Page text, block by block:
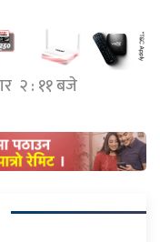
२ : ११ बजे